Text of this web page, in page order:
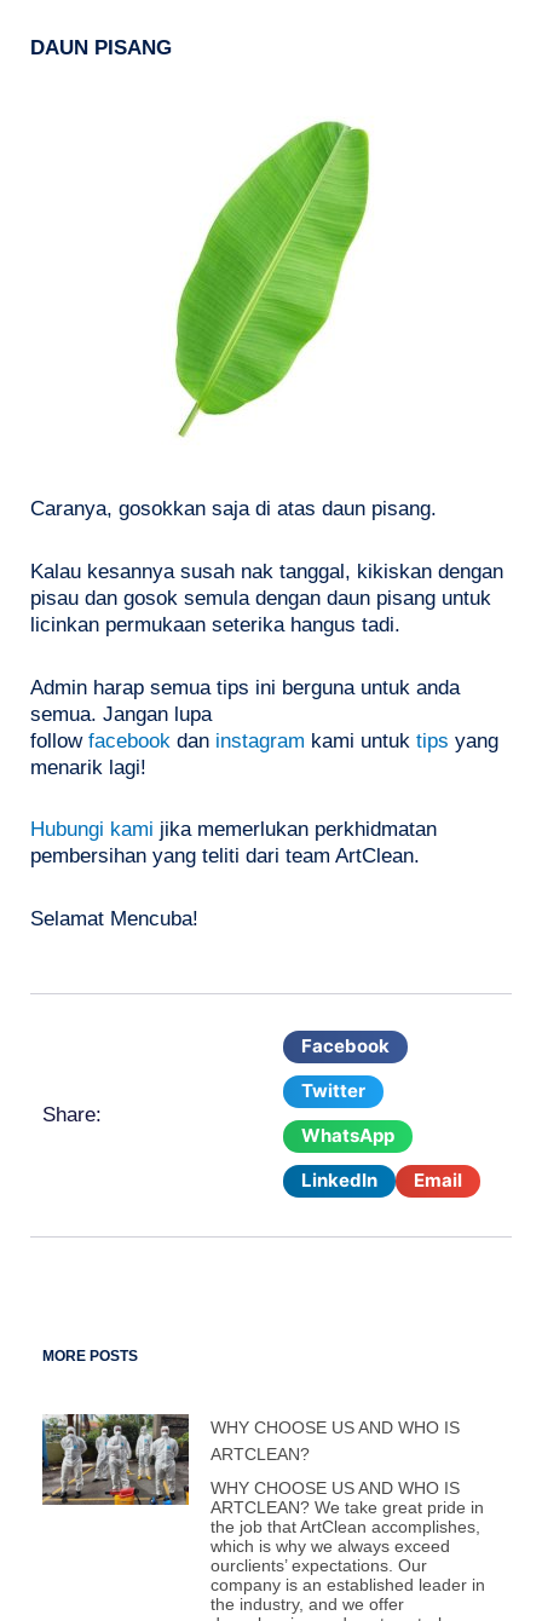
DAUN PISANG
Caranya, gosokkan saja di atas daun pisang.
Kalau kesannya susah nak tanggal, kikiskan dengan
pisau dan gosok semula dengan daun pisang untuk
licinkan permukaan seterika hangus tadi.
Admin harap semua tips ini berguna untuk anda
semua. Jangan lupa
follow facebook dan instagram kami untuk tips yang
menarik lagi!
Hubungi kami jika memerlukan perkhidmatan
pembersihan yang teliti dari team ArtClean.
Selamat Mencuba!
Share:
Facebook
Twitter
WhatsApp
LinkedIn
Email
MORE POSTS
WHY CHOOSE US AND WHO IS
ARTCLEAN?
WHY CHOOSE US AND WHO IS
ARTCLEAN? We take great pride in
the job that ArtClean accomplishes,
which is why we always exceed
ourclients’ expectations. Our
company is an established leader in
the industry, and we offer